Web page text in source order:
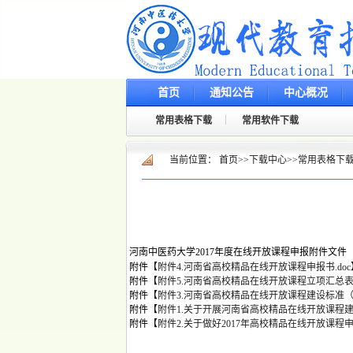
首页 通知公告 中心概况
常用表格下载 常用软件下载
当前位置： 首页>> 下载中心>>常用表格下
河南中医药大学2017年度在线开放课程申报附件文件
附件【附件4.河南省高校精品在线开放课程申报书.doc
附件【附件5.河南省高校精品在线开放课程立项汇总
附件【附件3.河南省高校精品在线开放课程建设标准
附件【附件1.关于开展河南省高校精品在线开放课程
附件【附件2.关于做好2017年高校精品在线开放课程